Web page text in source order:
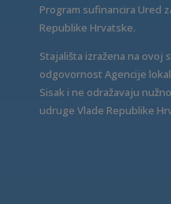
Program sufinancira Ured
Republike Hrvatske.
Stajališta izražena na ovoj
odgovornost Agencije
Sisak i ne odražavaju
udruge Vlade Republike